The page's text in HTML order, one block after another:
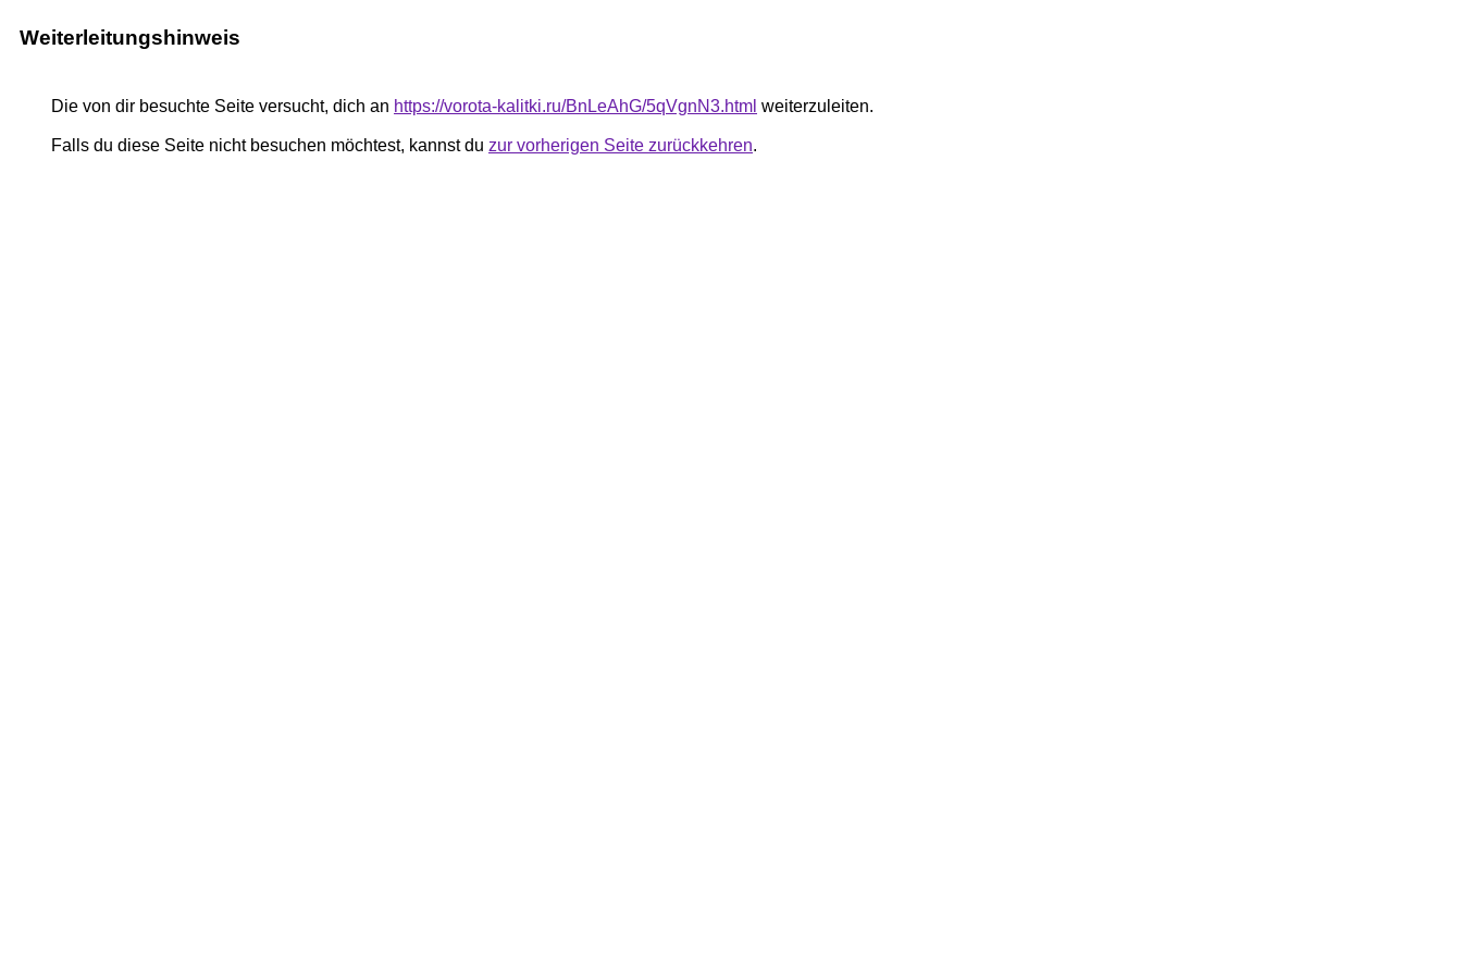
Weiterleitungshinweis
Die von dir besuchte Seite versucht, dich an https://vorota-kalitki.ru/BnLeAhG/5qVgnN3.html weiterzuleiten.
Falls du diese Seite nicht besuchen möchtest, kannst du zur vorherigen Seite zurückkehren.